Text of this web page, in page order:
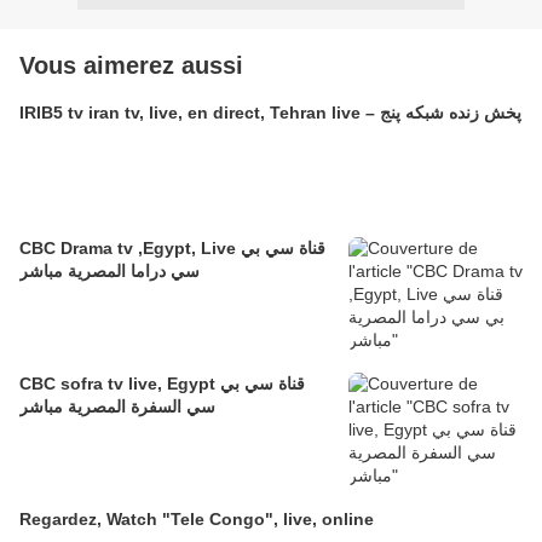
Vous aimerez aussi
IRIB5 tv iran tv, live, en direct, Tehran live – پخش زنده شبکه پنج
CBC Drama tv ,Egypt, Live قناة سي بي
سي دراما المصرية مباشر
CBC sofra tv live, Egypt قناة سي بي
سي السفرة المصرية مباشر
Regardez, Watch "Tele Congo", live, online